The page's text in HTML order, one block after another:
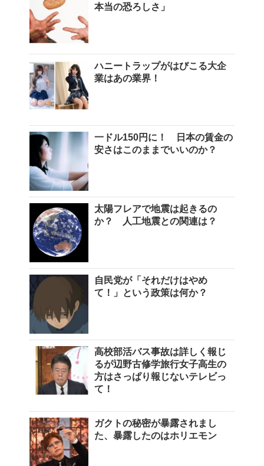
本当の恐ろしさ」
ハニートラップがはびこる大企
業はあの業界！
一ドル150円に！ 日本の賃金の
安さはこのままでいいのか？
太陽フレアで地震は起きるの
か？ 人工地震との関連は？
自民党が「それだけはやめ
て！」という政策は何か？
高校部活バス事故は詳しく報じ
るが辺野古修学旅行女子高生の
方はさっぱり報じないテレビっ
て！
ガクトの秘密が暴露されまし
た、暴露したのはホリエモン